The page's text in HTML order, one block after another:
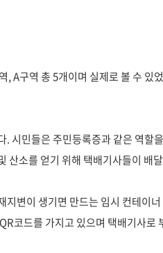
A구역 총 5개이며 실제로 볼 수 있
시민들은 주민등록증과 같은 역할
산소를 얻기 위해 택배기사들이 배
변이 생기면 만드는 임시 컨테이
코드를 가지고 있으며 택배기사로